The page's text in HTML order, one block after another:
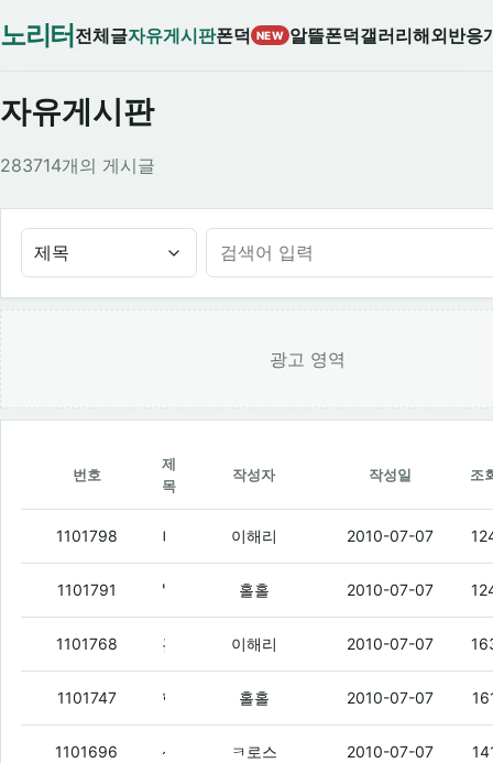
노리터 전체글자유게시판폰덕 NEW 알뜰폰덕갤러리해외반응
자유게시판
283714개의 게시글
제목
광고 영역
번호
제
목
작성자 작성일 조
1101798 (1)
이해리 2010-07-07
1101791 홀홀 2010-07-07
1101768 (1)
이해리 2010-07-07
1101747 홀홀 2010-07-07
1101696 ㅋ로스 2010-07-07